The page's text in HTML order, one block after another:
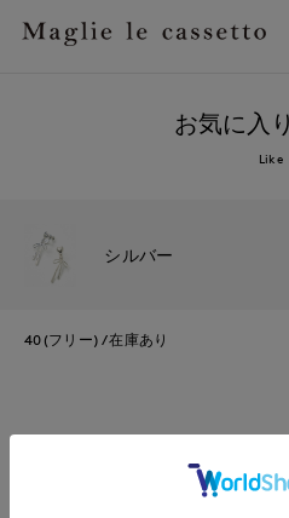
お気に入
Like
シルバー
40(フリー) 在庫あり